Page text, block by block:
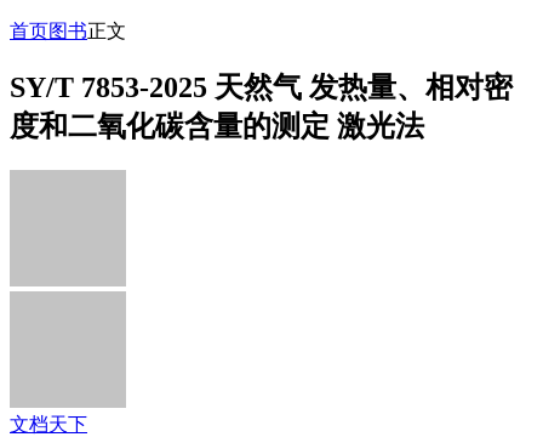
首页图书正文
SY/T 7853-2025 天然气 发热量、相对密
度和二氧化碳含量的测定 激光法
文档天下